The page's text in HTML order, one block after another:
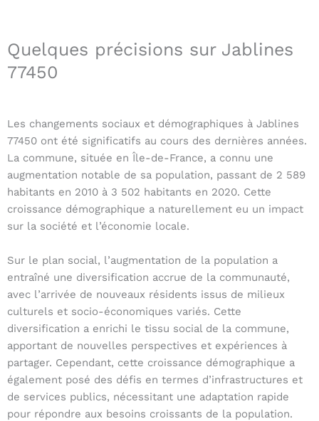
Quelques précisions sur Jablines
77450
Les changements sociaux et démographiques à Jablines
77450 ont été significatifs au cours des dernières années.
La commune, située en Île-de-France, a connu une
augmentation notable de sa population, passant de 2 589
habitants en 2010 à 3 502 habitants en 2020. Cette
croissance démographique a naturellement eu un impact
sur la société et l’économie locale.
Sur le plan social, l’augmentation de la population a
entraîné une diversification accrue de la communauté,
avec l’arrivée de nouveaux résidents issus de milieux
culturels et socio-économiques variés. Cette
diversification a enrichi le tissu social de la commune,
apportant de nouvelles perspectives et expériences à
partager. Cependant, cette croissance démographique a
également posé des défis en termes d’infrastructures et
de services publics, nécessitant une adaptation rapide
pour répondre aux besoins croissants de la population.